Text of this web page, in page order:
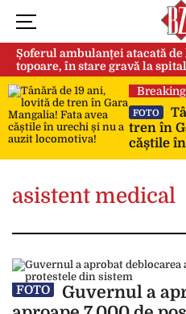
Șoferul ambulanței atacată
topoare, în stare gravă la
spate, ne omorau…”
FOTO
tren în
căștile
asistent medical
FOTO
Guvernul a